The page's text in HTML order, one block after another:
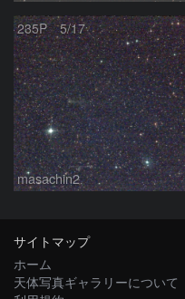
235P 5/17
masachin2
サイトマップ
ホーム
天体写真ギャラリーについて